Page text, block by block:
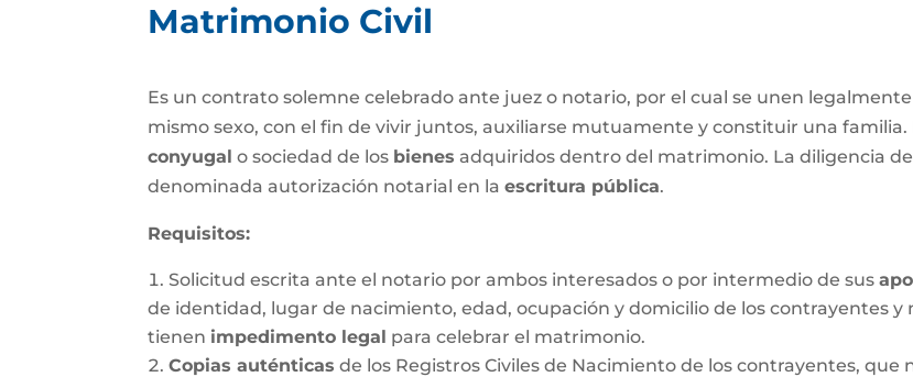
Matrimonio Civil
Es un contrato solemne celebrado ante juez o notario, por el cual se unen
mismo sexo, con el fin de vivir juntos, auxiliarse mutuamente y constituir una
conyugal o sociedad de los bienes adquiridos dentro del matrimonio. La diligencia
denominada autorización notarial en laescritura pública.
Requisitos:
Solicitud escrita ante el notario por ambos interesados o por intermedio de sus
de identidad, lugar de nacimiento, edad, ocupación y domicilio de los contrayentes
tienen impedimento legal para celebrar el matrimonio.
Copias auténticas de los Registros Civiles de Nacimiento de los contrayentes, que